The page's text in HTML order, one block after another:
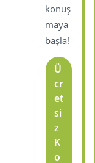
konuş
maya
başla!
Ü
cr
et
si
z
K
o